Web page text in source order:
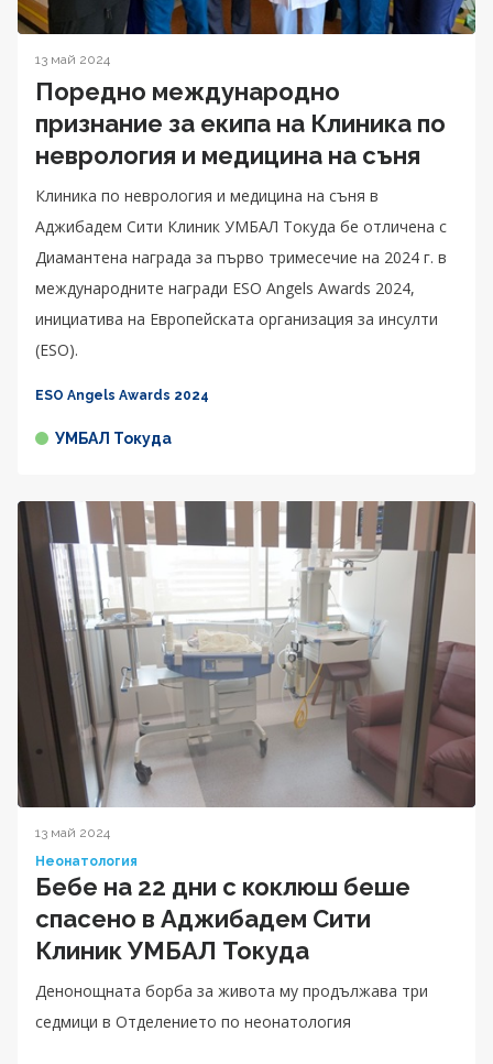
13 май 2024
Поредно международно
признание за екипа на Клиника по
неврология и медицина на съня
Клиника по неврология и медицина на съня в
Аджибадем Сити Клиник УМБАЛ Токуда бе отличена с
Диамантена награда за първо тримесечие на 2024 г. в
международните награди ESO Angels Awards 2024,
инициатива на Европейската организация за инсулти
(ESO).
ESO Angels Awards 2024
УМБАЛ Токуда
13 май 2024
Неонатология
Бебе на 22 дни с коклюш беше
спасено в Аджибадем Сити
Клиник УМБАЛ Токуда
Денонощната борба за живота му продължава три
седмици в Отделението по неонатология